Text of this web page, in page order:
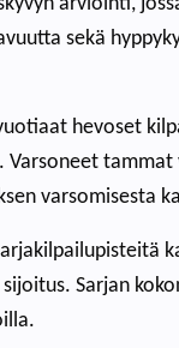
arviointi,
sekä
hevoset
varsomisesta
Sarjan